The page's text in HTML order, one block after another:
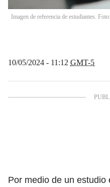
Imagen de referencia de estudiantes.
10/05/2024 - 11:12 GMT-5
Por medio de un estudio